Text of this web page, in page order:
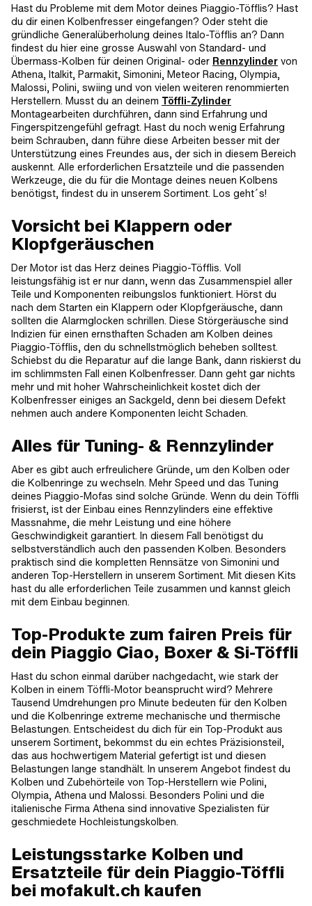
Hast du Probleme mit dem Motor deines Piaggio-Töfflis? Hast
du dir einen Kolbenfresser eingefangen? Oder steht die
gründliche Generalüberholung deines Italo-Töfflis an? Dann
findest du hier eine grosse Auswahl von Standard- und
Übermass-Kolben für deinen Original- oder Rennzylinder von
Athena, Italkit, Parmakit, Simonini, Meteor Racing, Olympia,
Malossi, Polini, swiing und von vielen weiteren renommierten
Herstellern. Musst du an deinem Töffli-Zylinder
Montagearbeiten durchführen, dann sind Erfahrung und
Fingerspitzengefühl gefragt. Hast du noch wenig Erfahrung
beim Schrauben, dann führe diese Arbeiten besser mit der
Unterstützung eines Freundes aus, der sich in diesem Bereich
auskennt. Alle erforderlichen Ersatzteile und die passenden
Werkzeuge, die du für die Montage deines neuen Kolbens
benötigst, findest du in unserem Sortiment. Los geht´s!
Vorsicht bei Klappern oder
Klopfgeräuschen
Der Motor ist das Herz deines Piaggio-Töfflis. Voll
leistungsfähig ist er nur dann, wenn das Zusammenspiel aller
Teile und Komponenten reibungslos funktioniert. Hörst du
nach dem Starten ein Klappern oder Klopfgeräusche, dann
sollten die Alarmglocken schrillen. Diese Störgeräusche sind
Indizien für einen ernsthaften Schaden am Kolben deines
Piaggio-Töfflis, den du schnellstmöglich beheben solltest.
Schiebst du die Reparatur auf die lange Bank, dann riskierst du
im schlimmsten Fall einen Kolbenfresser. Dann geht gar nichts
mehr und mit hoher Wahrscheinlichkeit kostet dich der
Kolbenfresser einiges an Sackgeld, denn bei diesem Defekt
nehmen auch andere Komponenten leicht Schaden.
Alles für Tuning- & Rennzylinder
Aber es gibt auch erfreulichere Gründe, um den Kolben oder
die Kolbenringe zu wechseln. Mehr Speed und das Tuning
deines Piaggio-Mofas sind solche Gründe. Wenn du dein Töffli
frisierst, ist der Einbau eines Rennzylinders eine effektive
Massnahme, die mehr Leistung und eine höhere
Geschwindigkeit garantiert. In diesem Fall benötigst du
selbstverständlich auch den passenden Kolben. Besonders
praktisch sind die kompletten Rennsätze von Simonini und
anderen Top-Herstellern in unserem Sortiment. Mit diesen Kits
hast du alle erforderlichen Teile zusammen und kannst gleich
mit dem Einbau beginnen.
Top-Produkte zum fairen Preis für
dein Piaggio Ciao, Boxer & Si-Töffli
Hast du schon einmal darüber nachgedacht, wie stark der
Kolben in einem Töffli-Motor beansprucht wird? Mehrere
Tausend Umdrehungen pro Minute bedeuten für den Kolben
und die Kolbenringe extreme mechanische und thermische
Belastungen. Entscheidest du dich für ein Top-Produkt aus
unserem Sortiment, bekommst du ein echtes Präzisionsteil,
das aus hochwertigem Material gefertigt ist und diesen
Belastungen lange standhält. In unserem Angebot findest du
Kolben und Zubehörteile von Top-Herstellern wie Polini,
Olympia, Athena und Malossi. Besonders Polini und die
italienische Firma Athena sind innovative Spezialisten für
geschmiedete Hochleistungskolben.
Leistungsstarke Kolben und
Ersatzteile für dein Piaggio-Töffli
bei mofakult.ch kaufen